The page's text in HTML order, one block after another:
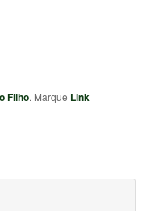
Filho. Marque Link